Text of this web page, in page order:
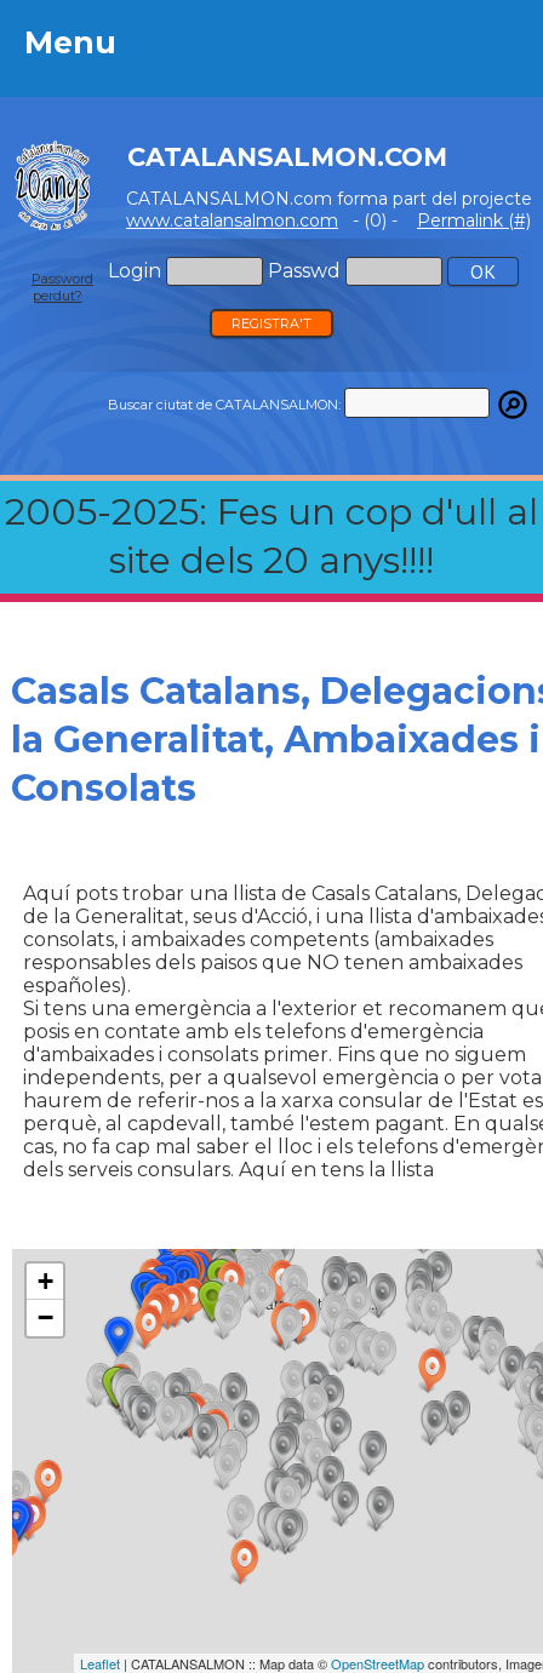
Menu
CATALANSALMON.COM
CATALANSALMON.com forma part del projecte
www.catalansalmon.com - (0) - Permalink (#)
Login Passwd
Password
perdut?
REGISTRA'T
Buscar ciutat de CATALANSALMON:
2005-2025: Fes un cop d'ull al
site dels 20 anys!!!!
Menu
Casals Catalans,
la Generalitat, Ambaixades i
Consolats
Aquí pots trobar una llista de Casals Catalans,
de la Generalitat, seus d'Acció, i una llista
consolats, i ambaixades competents (ambaixades
responsables dels paisos que NO tenen ambaixades
españoles).
Si tens una emergència a l'exterior et recomanem
posis en contate amb els telefons d'emergència
d'ambaixades i consolats primer. Fins que no siguem
independents, per a qualsevol emergència o per
haurem de referir-nos a la xarxa consular de l'Estat
perquè, al capdevall, també l'estem pagant. En
cas, no fa cap mal saber el lloc i els telefons
dels serveis consulars. Aquí en tens la llista
Carregant la llista...
+
−
Leaflet | CATALANSALMON :: Map data ©OpenStreetMapcontributors,